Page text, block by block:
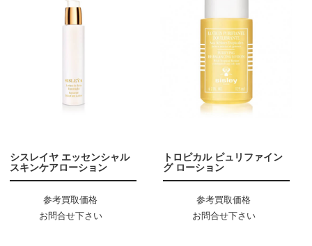
シスレイヤ エッセンシャル
スキンケアローション
参考買取価格
お問合せ下さい
トロピカル ピュリファイン
グ ローション
参考買取価格
お問合せ下さい